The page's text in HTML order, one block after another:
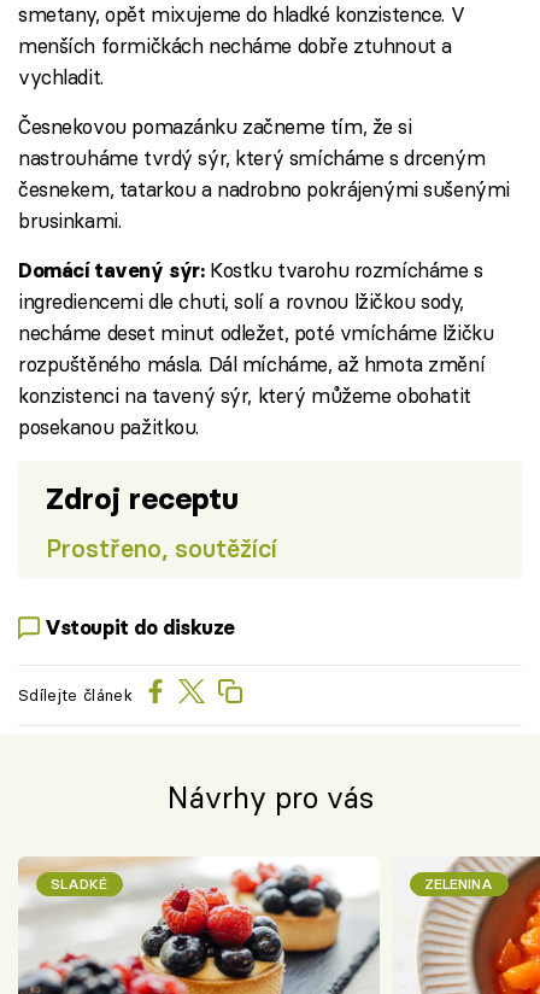
smetany, opět mixujeme do hladké konzistence. V
menších formičkách necháme dobře ztuhnout a
vychladit.
Česnekovou pomazánku začneme tím, že si
nastrouháme tvrdý sýr, který smícháme s drceným
česnekem, tatarkou a nadrobno pokrájenými sušenými
brusinkami.
Domácí tavený sýr:Kostku tvarohu rozmícháme s
ingrediencemi dle chuti, solí a rovnou lžičkou sody,
necháme deset minut odležet, poté vmícháme lžičku
rozpuštěného másla. Dál mícháme, až hmota změní
konzistenci na tavený sýr, který můžeme obohatit
posekanou pažitkou.
Zdroj receptu
Prostřeno, soutěžící
Vstoupit do diskuze
Sdílejte článek
Návrhy pro vás
SLADKÉ ZELENINA